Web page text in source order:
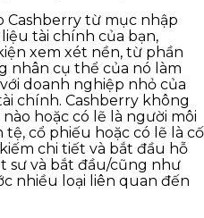
Cashberry từ mục nhập
tài chính của bạn,
xem xét nền, từ phần
nhân cụ thể của nó làm
doanh nghiệp nhỏ của
chính. Cashberry không
hoặc có lẽ là người môi
cổ phiếu hoặc có lẽ là cố
chi tiết và bắt đầu hỗ
sư và bắt đầu/cũng như
nhiều loại liên quan đến